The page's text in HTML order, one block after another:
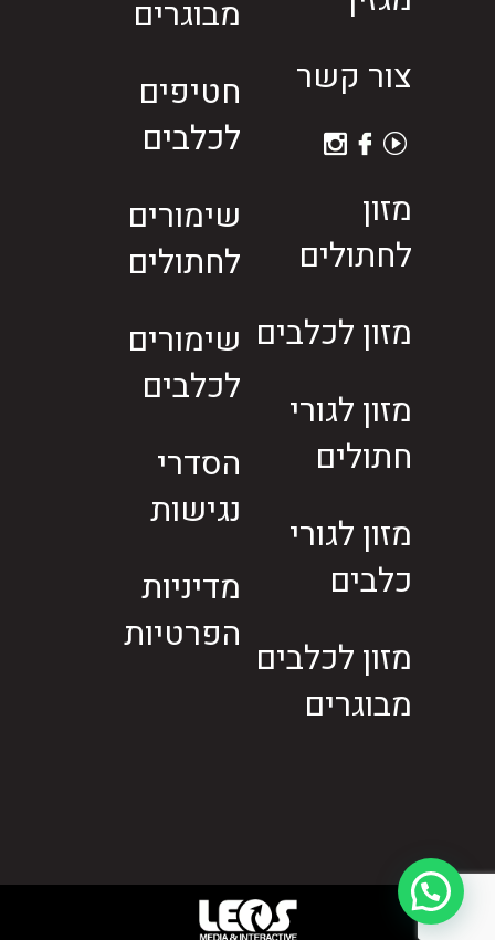
צור קשר
מזון
לחתולים
מזון לכלבים
מזון לגורי
חתולים
מזון לגורי
כלבים
מזון לכלבים
מבוגרים
מבוגרים
חטיפים
לכלבים
שימורים
לחתולים
שימורים
לכלבים
הסדרי
נגישות
מדיניות
הפרטיות